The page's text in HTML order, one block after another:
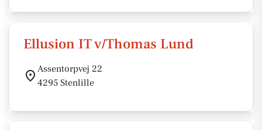
Ellusion IT v/Thomas Lund
Assentorpvej 22
4295 Stenlille